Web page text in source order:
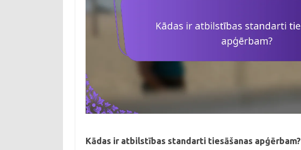
Kādas ir atbilstības standarti tiesāšanas apģērbam?